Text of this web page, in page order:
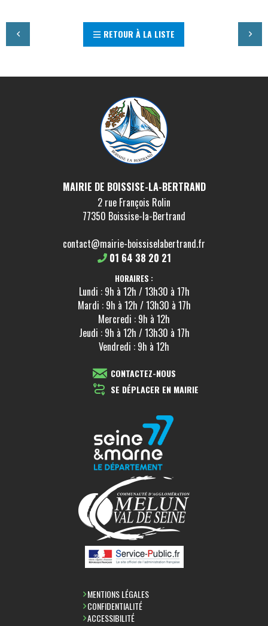
RETOUR À LA LISTE
MAIRIE DE BOISSISE-LA-BERTRAND
2 rue François Rolin
77350 Boissise-la-Bertrand
contact@mairie-boissiselabertrand.fr
01 64 38 20 21
HORAIRES :
Lundi : 9h à 12h / 13h30 à 17h
Mardi : 9h à 12h / 13h30 à 17h
Mercredi : 9h à 12h
Jeudi : 9h à 12h / 13h30 à 17h
Vendredi : 9h à 12h
CONTACTEZ-NOUS
SE DÉPLACER EN MAIRIE
MENTIONS LÉGALES
CONFIDENTIALITÉ
ACCESSIBILITÉ